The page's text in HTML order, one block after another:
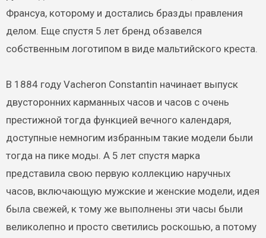
Франсуа, которому и достались бразды правления
делом. Еще спустя 5 лет бренд обзавелся
собственным логотипом в виде мальтийского креста.
В 1884 году Vacheron Constantin начинает выпуск
двусторонних карманных часов и часов с очень
престижной тогда функцией вечного календаря,
доступные немногим избранным такие модели были
тогда на пике моды. А 5 лет спустя марка
представила свою первую коллекцию наручных
часов, включающую мужские и женские модели, идея
была свежей, к тому же выполнены эти часы были
великолепно и просто светились роскошью, а потому